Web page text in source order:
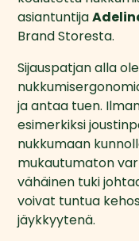
asiantuntija
Brand Storesta.
Sijauspatjan alla
ja antaa tuen.
esimerkiksi
nukkumaan
mukautumaton
vähäinen tuki
voivat tuntua
jäykkyytenä.